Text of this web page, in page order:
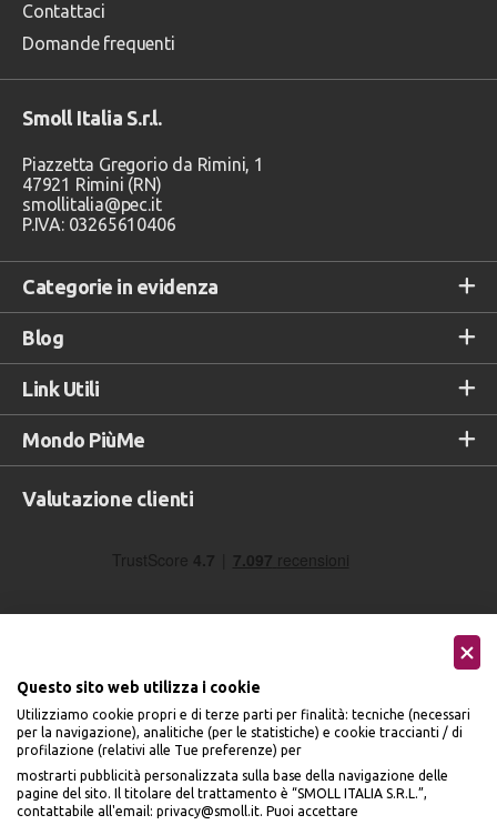
Categorie in evidenza
Blog
Link Utili
Mondo PiùMe
Contattaci
Domande frequenti
Smoll Italia S.r.l.
Piazzetta Gregorio da Rimini, 1
47921 Rimini (RN)
smollitalia@pec.it
P.IVA: 03265610406
Valutazione clienti
Seguici sui social
Questo sito web utilizza i cookie
Utilizziamo cookie propri e di terze parti per finalità: tecniche (necessari
per la navigazione), analitiche (per le statistiche) e cookie traccianti / di
profilazione (relativi alle Tue preferenze) per
mostrarti pubblicità personalizzata sulla base della navigazione delle
pagine del sito. Il titolare del trattamento è “SMOLL ITALIA S.R.L.”,
contattabile all'email: privacy@smoll.it. Puoi accettare